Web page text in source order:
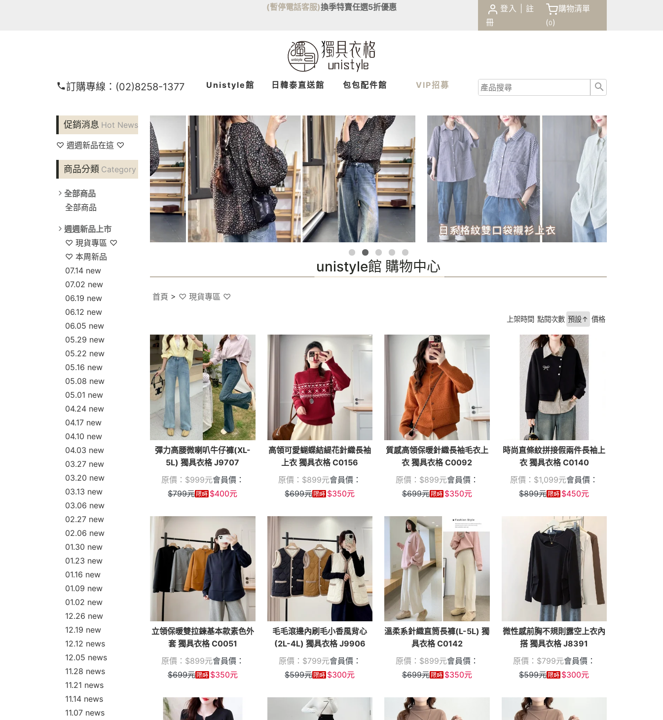
(暫停電話客服)換季特賣任選5折優惠 登入
註
冊
購物清單
(0)
訂購專線： (02)8258-1377 Unistyle館 日韓泰直送館 包包配件館 VIP招募
促銷消息 Hot News
♡ 週週新品在這 ♡
商品分類 Category
全部商品
全部商品
週週新品上市
♡ 現貨專區 ♡
♡ 本周新品
07.14 new
07.02 new
06.19 new
06.12 new
06.05 new
05.29 new
05.22 new
05.16 new
05.08 new
05.01 new
04.24 new
04.17 new
04.10 new
04.03 new
03.27 new
03.20 new
03.13 new
03.06 new
02.27 new
02.06 new
01.30 new
01.23 new
01.16 new
01.09 new
01.02 new
12.26 new
12.19 new
12.12 news
12.05 news
11.28 news
11.21 news
11.14 news
11.07 news
unistyle館 購物中心
首頁 > ♡ 現貨專區 ♡
上架時間 點閱次數 預設↑ 價格
彈力高腰微喇叭牛仔褲(XL-
5L) 獨具衣格 J9707
原價： $999元會員價：
$799元 $400元
高領可愛蝴蝶結緹花針織長袖
上衣 獨具衣格 C0156
原價： $899元會員價：
$699元 $350元
質感高領保暖針織長袖毛衣上
衣 獨具衣格 C0092
原價： $899元會員價：
$699元 $350元
時尚直條紋拼接假兩件長袖上
衣 獨具衣格 C0140
原價： $1,099元會員價：
$899元 $450元
立領保暖雙拉鍊基本款素色外
套 獨具衣格 C0051
原價： $899元會員價：
$699元 $350元
毛毛滾邊內刷毛小香風背心
(2L-4L) 獨具衣格 J9906
原價： $799元會員價：
$599元 $300元
溫柔系針織直筒長褲(L-5L) 獨
具衣格 C0142
原價： $899元會員價：
$699元 $350元
微性感前胸不規則露空上衣內
搭 獨具衣格 J8391
原價： $799元會員價：
$599元 $300元